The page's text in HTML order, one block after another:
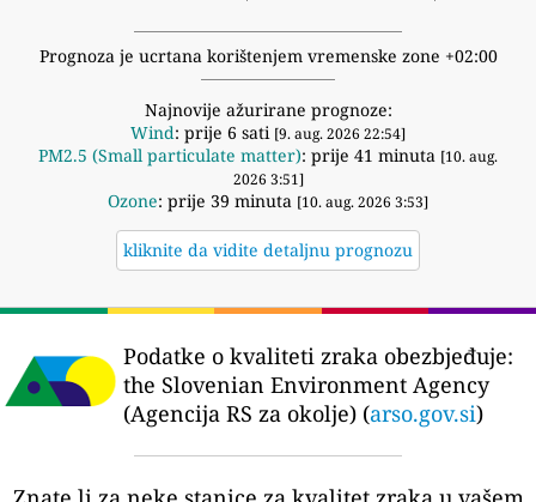
Prognoza je ucrtana korištenjem vremenske zone +02:00
Najnovije ažurirane prognoze:
Wind: prije 6 sati [9. aug. 2026 22:54]
PM2.5 (Small particulate matter): prije 41 minuta [10. aug.
2026 3:51]
Ozone: prije 39 minuta [10. aug. 2026 3:53]
kliknite da vidite detaljnu prognozu
Podatke o kvaliteti zraka obezbjeđuje:
the Slovenian Environment Agency
(Agencija RS za okolje) (arso.gov.si)